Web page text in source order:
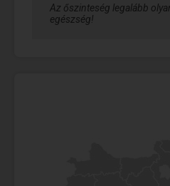
Az őszinteség legalább
egészség!